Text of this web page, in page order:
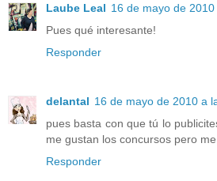
Laube Leal 16 de mayo de
Pues qué interesante!
Responder
delantal 16 de mayo de 2010 a
pues basta con que tú lo
me gustan los concursos pero
Responder